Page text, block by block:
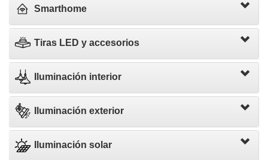
Smarthome
Tiras LED y accesorios
Iluminación interior
Iluminación exterior
Iluminación solar